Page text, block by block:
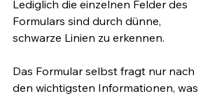
Lediglich die einzelnen Felder des
Formulars sind durch dünne,
schwarze Linien zu erkennen.
Das Formular selbst fragt nur nach
den wichtigsten Informationen, was